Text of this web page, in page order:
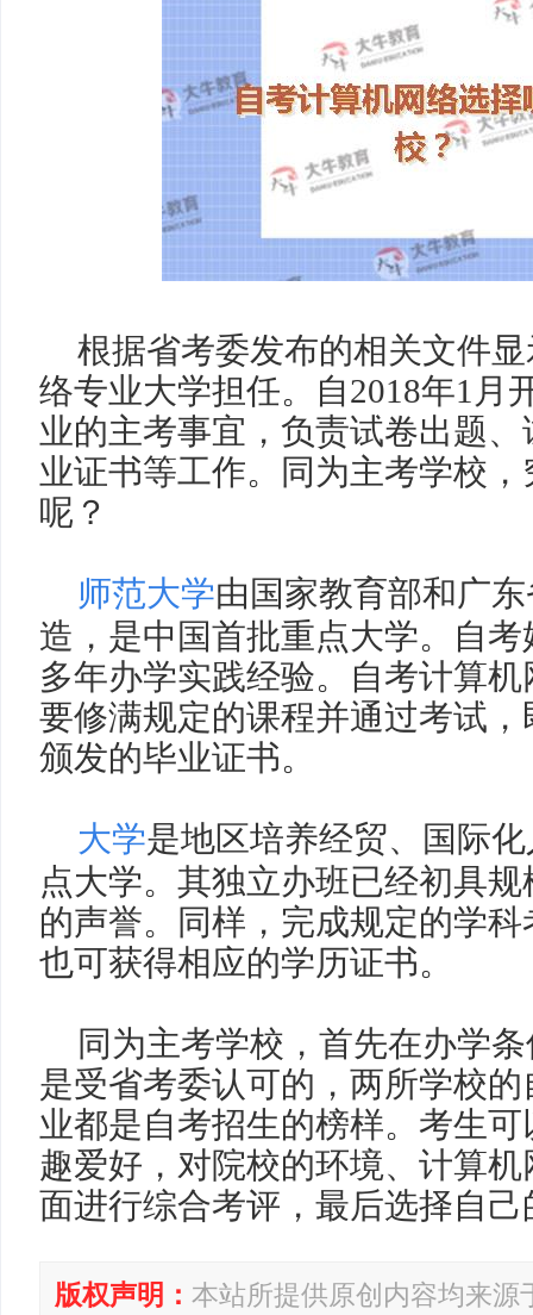
根据省考委发布的相关文件
络专业大学担任。自2018年1月
业的主考事宜，负责试卷出题
业证书等工作。同为主考学校
呢？
师范大学由国家教育部和广
造，是中国首批重点大学。自考
多年办学实践经验。自考计算
要修满规定的课程并通过考试
颁发的毕业证书。
大学是地区培养经贸、国际
点大学。其独立办班已经初具
的声誉。同样，完成规定的学
也可获得相应的学历证书。
同为主考学校，首先在办学
是受省考委认可的，两所学校
业都是自考招生的榜样。考生
趣爱好，对院校的环境、计算
面进行综合考评，最后选择自
版权声明： 本站所提供原创内容均来源